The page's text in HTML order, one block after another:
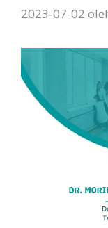
2023-07-02